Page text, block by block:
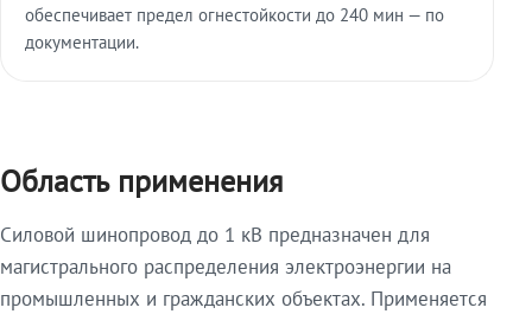
обеспечивает предел огнестойкости до 240 мин — по
документации.
Область применения
Силовой шинопровод до 1 кВ предназначен для
магистрального распределения электроэнергии на
промышленных и гражданских объектах. Применяется